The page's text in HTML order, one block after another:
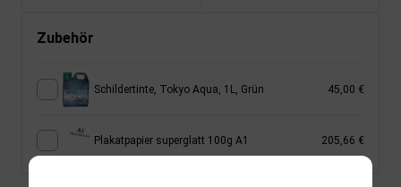
Zubehör
Schildertinte, Tokyo Aqua, 1L, Grün 45,00 €
Plakatpapier superglatt 100g A1 205,66 €